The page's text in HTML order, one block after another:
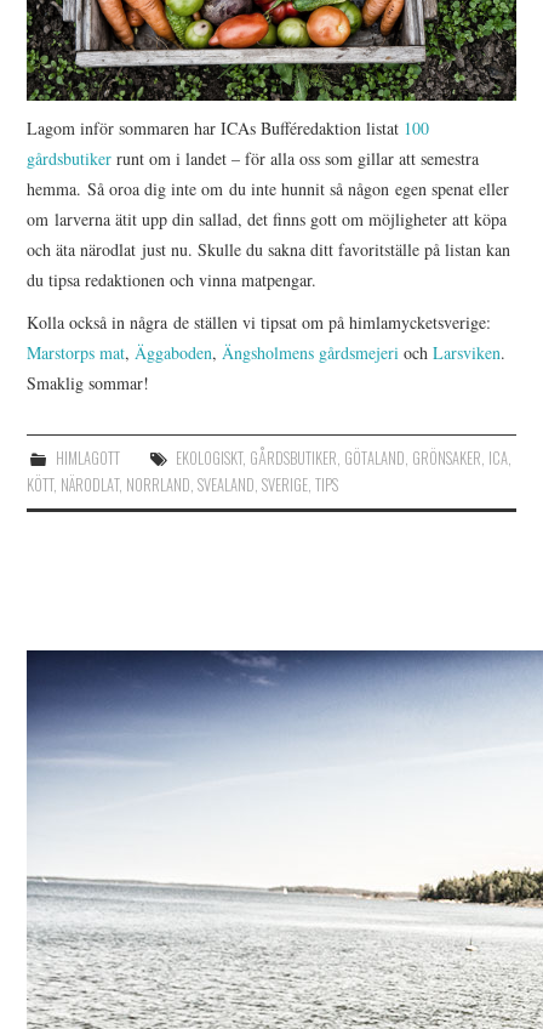
Lagom inför sommaren har ICAs Bufféredaktion listat 100
gårdsbutikerrunt om i landet – för alla oss som gillar att semestra
hemma. Så oroa dig inte om du inte hunnit så någon egen spenat eller
om larverna ätit upp din sallad, det finns gott om möjligheter att köpa
och äta närodlat just nu. Skulle du sakna ditt favoritställe på listan kan
du tipsa redaktionen och vinna matpengar.
Kolla också in några de ställen vi tipsat om på himlamycketsverige:
Marstorps mat, Äggaboden, Ängsholmens gårdsmejeri ochLarsviken.
Smaklig sommar!
HIMLAGOTT EKOLOGISKT, GÅRDSBUTIKER GÖTALAND GRÖNSAKER ICA,
KÖTT, NÄRODLAT, NORRLAND ,SVEALAND ,SVERIGE ,TIPS